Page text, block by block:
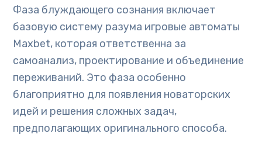
Фаза блуждающего сознания включает
базовую систему разума игровые автоматы
Maxbet, которая ответственна за
самоанализ, проектирование и объединение
переживаний. Это фаза особенно
благоприятно для появления новаторских
идей и решения сложных задач,
предполагающих оригинального способа.